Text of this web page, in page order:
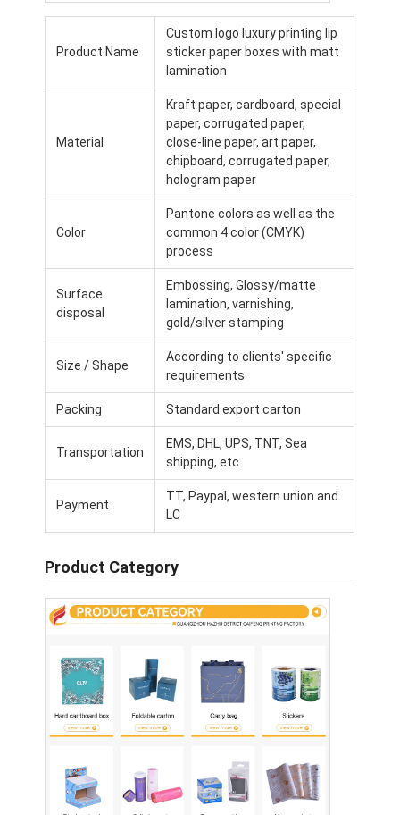
Kontaktieren Sie uns
Neuigkeiten
Verpackungskartondruck
Kosmetischer Verpackenkasten
Elektronik-Verpackungsbox
Faltschachtel aus Papier
Einzelhandelsregal-Wobbler
Gesichtsmasken-Verpackentasche
Drucken von Broschüren nach Maß
Ein eigenes rotes Paket
Product Name
Custom logo luxury printing lip
sticker paper boxes with matt
lamination
Material
Kraft paper, cardboard, special
paper, corrugated paper,
close-line paper, art paper,
chipboard, corrugated paper,
hologram paper
Color
Pantone colors as well as the
common 4 color (CMYK)
process
Surface
disposal
Embossing, Glossy/matte
lamination, varnishing,
gold/silver stamping
Size / Shape
According to clients' specific
requirements
Packing Standard export carton
Transportation
EMS, DHL, UPS, TNT, Sea
shipping, etc
Payment
TT, Paypal, western union and
LC
Product Category